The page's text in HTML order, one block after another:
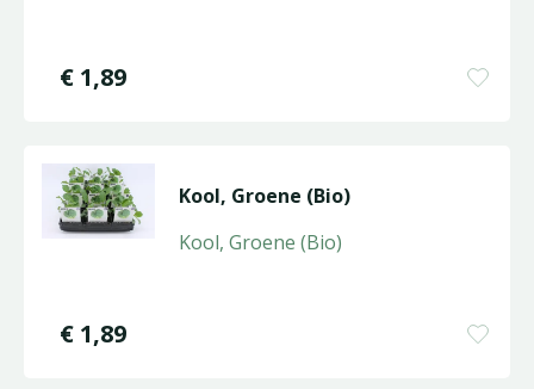
€ 1,89
Kool, Groene (Bio)
Kool, Groene (Bio)
€ 1,89